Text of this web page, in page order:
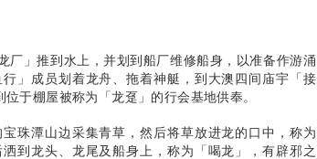
厂」推到水上，并划到船厂维修船身，以准备作游涌
」成员划着龙舟、拖着神艇，到大澳四间庙宇「接
于棚屋被称为「龙趸」的行会基地供奉。
珠潭山边采集青草，然后将草放进龙的口中，称为
到龙头、龙尾及船身上，称为「喝龙」，有辟邪之